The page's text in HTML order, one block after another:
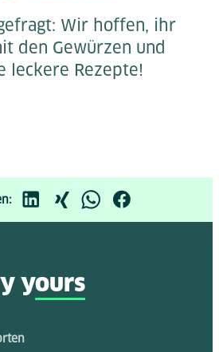
Wir hoffen, ihr
den Gewürzen und
leckere Rezepte!
yours